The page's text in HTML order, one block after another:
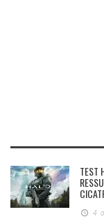
TEST
4